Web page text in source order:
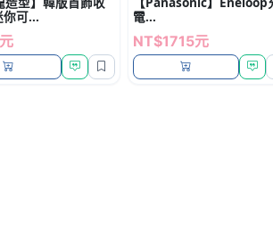
你可...
電...
NT$1715元